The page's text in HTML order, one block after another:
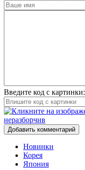
Введите код с картинки:
Добавить комментарий
Новинки
Корея
Япония